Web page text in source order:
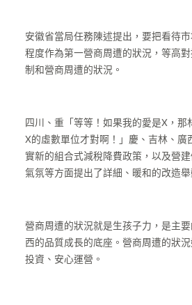
安徽省當局任務陳述提出，要把看待
程度作為第一營商周遭的狀況，等高
制和營商周遭的狀況。
四川、重「等等！如果我的愛是X，那
X的虛數單位才對啊！」慶、吉林、廣
實新的組合式減稅降費政策，以及營
氣氛等方面提出了詳細、暖和的改造舉
營商周遭的狀況就是生孩子力，是主
西的品質成長的底座。營商周遭的狀
投資、安心運營。